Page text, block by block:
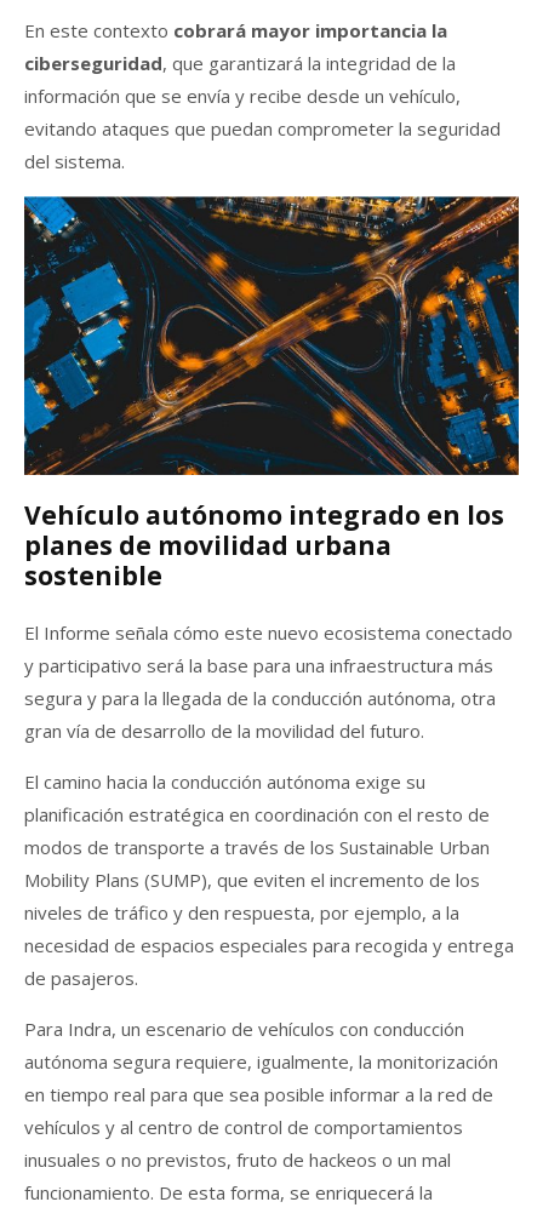
En este contexto cobrará mayor importancia la
ciberseguridad, que garantizará la integridad de la
información que se envía y recibe desde un vehículo,
evitando ataques que puedan comprometer la seguridad
del sistema.
Vehículo autónomo integrado en los
planes de movilidad urbana
sostenible
El Informe señala cómo este nuevo ecosistema conectado
y participativo será la base para una infraestructura más
segura y para la llegada de la conducción autónoma, otra
gran vía de desarrollo de la movilidad del futuro.
El camino hacia la conducción autónoma exige su
planificación estratégica en coordinación con el resto de
modos de transporte a través de los Sustainable Urban
Mobility Plans (SUMP), que eviten el incremento de los
niveles de tráfico y den respuesta, por ejemplo, a la
necesidad de espacios especiales para recogida y entrega
de pasajeros.
Para Indra, un escenario de vehículos con conducción
autónoma segura requiere, igualmente, la monitorización
en tiempo real para que sea posible informar a la red de
vehículos y al centro de control de comportamientos
inusuales o no previstos, fruto de hackeos o un mal
funcionamiento. De esta forma, se enriquecerá la